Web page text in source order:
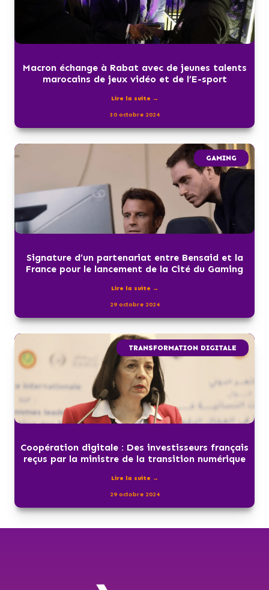
Macron échange à Rabat avec de jeunes talents
marocains de jeux vidéo et de l’E-sport
Lire la suite →
30 octobre 2024
GAMING
Signature d’un partenariat entre Bensaid et la
France pour le lancement de la Cité du Gaming
Lire la suite →
29 octobre 2024
TRANSFORMATION DIGITALE
Coopération digitale : Des investisseurs français
reçus par la ministre de la transition numérique
Lire la suite →
29 octobre 2024